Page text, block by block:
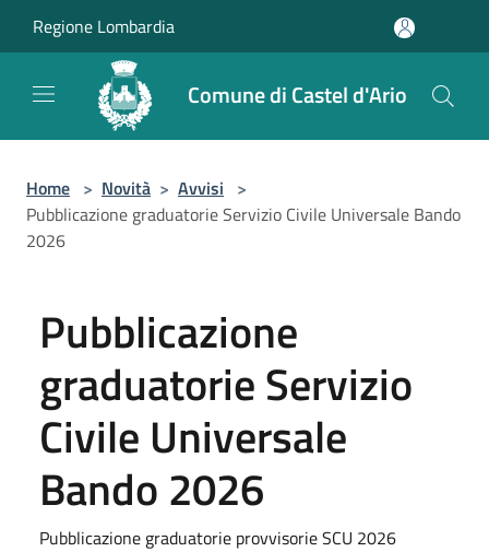
Regione Lombardia
Comune di Castel d'Ario
Home > Novità > Avvisi >
Pubblicazione graduatorie Servizio Civile Universale Bando
2026
Pubblicazione
graduatorie Servizio
Civile Universale
Bando 2026
Pubblicazione graduatorie provvisorie SCU 2026